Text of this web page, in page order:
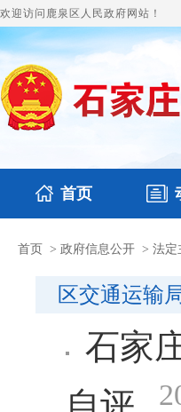
欢迎访问鹿泉区人民政府网站！
首页
国务要闻 本
首页 > 政府信息公开 > 法定
区交通运输
石家
自评